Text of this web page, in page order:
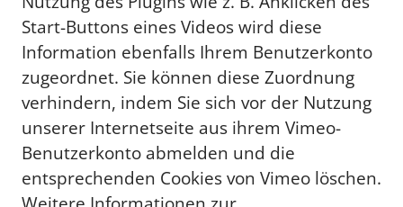
Start-Buttons eines Videos wird diese
Information ebenfalls Ihrem Benutzerkonto
zugeordnet. Sie können diese Zuordnung
verhindern, indem Sie sich vor der Nutzung
unserer Internetseite aus ihrem Vimeo-
Benutzerkonto abmelden und die
entsprechenden Cookies von Vimeo löschen.